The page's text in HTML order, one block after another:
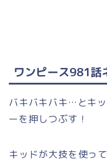
ワンピース981話
バキバキバキ…とキ
ーを押しつぶす！
キッドが大技を使っ